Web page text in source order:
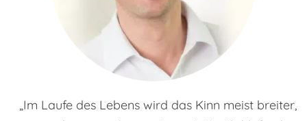
„Im Laufe des Lebens wird das Kinn meist breiter,